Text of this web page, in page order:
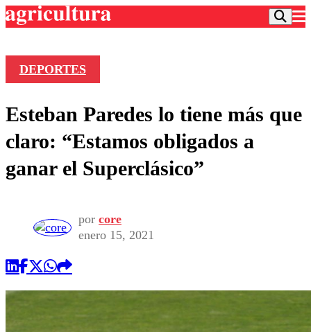
Frecuencias
Agricultura TV
Deportes
Colo Colo
Seleccion Chilena
Universidad de Chile
Entretención
Economía
Sustentabilidad
Publicaciones en medios
Opinión
DEPORTES
Esteban Paredes lo tiene más que
claro: “Estamos obligados a
ganar el Superclásico”
por core
enero 15, 2021